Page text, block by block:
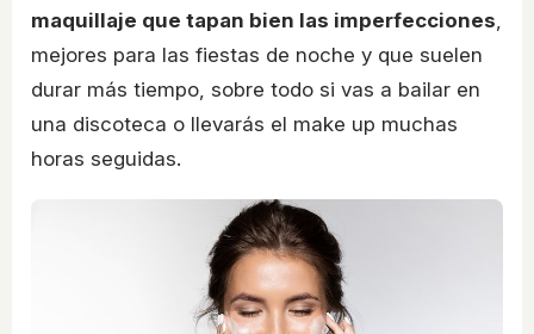
maquillaje que tapan bien las imperfecciones,
mejores para las fiestas de noche y que suelen
durar más tiempo, sobre todo si vas a bailar en
una discoteca o llevarás el make up muchas
horas seguidas.